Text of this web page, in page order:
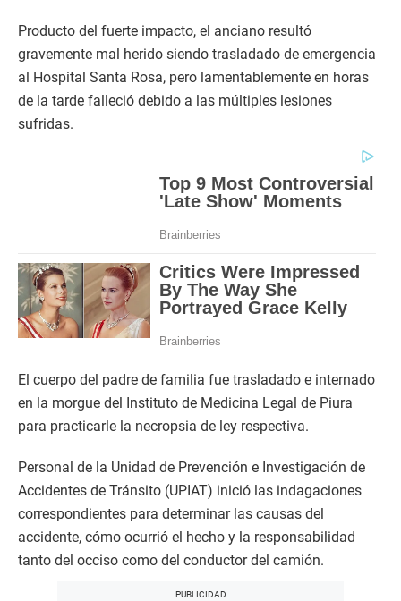
Producto del fuerte impacto, el anciano resultó
gravemente mal herido siendo trasladado de emergencia
al Hospital Santa Rosa, pero lamentablemente en horas
de la tarde falleció debido a las múltiples lesiones
sufridas.
El cuerpo del padre de familia fue trasladado e internado
en la morgue del Instituto de Medicina Legal de Piura
para practicarle la necropsia de ley respectiva.
Personal de la Unidad de Prevención e Investigación de
Accidentes de Tránsito (UPIAT) inició las indagaciones
correspondientes para determinar las causas del
accidente, cómo ocurrió el hecho y la responsabilidad
tanto del occiso como del conductor del camión.